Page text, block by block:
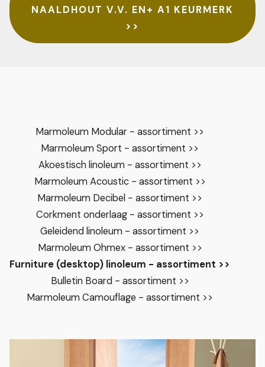
NAALDHOUT V.V. EN+ A1 KEURMERK
>>
Marmoleum Modular - assortiment >>
Marmoleum Sport - assortiment >>
Akoestisch linoleum - assortiment >>
Marmoleum Acoustic - assortiment >>
Marmoleum Decibel - assortiment >>
Corkment onderlaag - assortiment >>
Geleidend linoleum - assortiment >>
Marmoleum Ohmex - assortiment >>
Furniture (desktop) linoleum - assortiment >>
Bulletin Board - assortiment >>
Marmoleum Camouflage - assortiment >>